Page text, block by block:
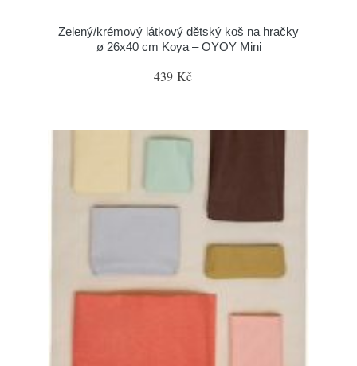
Zelený/krémový látkový dětský koš na hračky
ø 26x40 cm Koya – OYOY Mini
439 Kč